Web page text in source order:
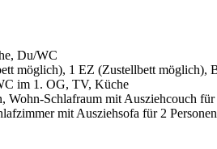
Du/WC
möglich), 1 EZ (Zustellbett möglich),
im 1. OG, TV, Küche
Schlafraum mit Ausziehcouch
mit Ausziehsofa für 2